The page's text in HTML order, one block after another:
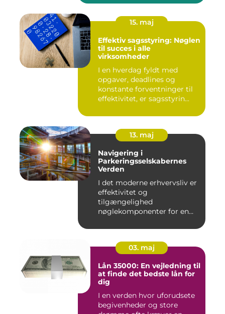
15. maj
Effektiv sagsstyring: Nøglen
til succes i alle
virksomheder
I en hverdag fyldt med
opgaver, deadlines og
konstante forventninger til
effektivitet, er sagsstyrin...
13. maj
Navigering i
Parkeringsselskabernes
Verden
I det moderne erhvervsliv er
effektivitet og
tilgængelighed
nøglekomponenter for en
03. maj
Lån 35000: En vejledning til
at finde det bedste lån for
dig
I en verden hvor uforudsete
begivenheder og store